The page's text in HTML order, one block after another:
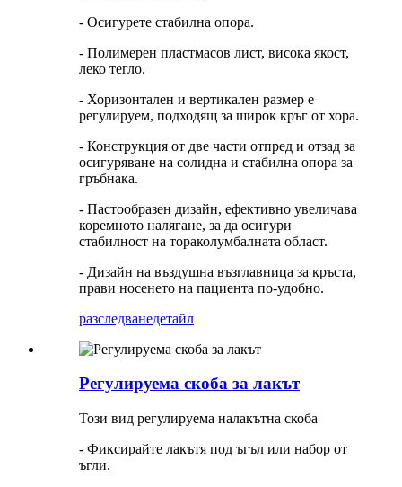
- Осигурете стабилна опора.
- Полимерен пластмасов лист, висока якост,
леко тегло.
- Хоризонтален и вертикален размер е
регулируем, подходящ за широк кръг от хора.
- Конструкция от две части отпред и отзад за
осигуряване на солидна и стабилна опора за
гръбнака.
- Пастообразен дизайн, ефективно увеличава
коремното налягане, за да осигури
стабилност на тораколумбалната област.
- Дизайн на въздушна възглавница за кръста,
прави носенето на пациента по-удобно.
разследванедетайл
Регулируема скоба за лакът
Този вид регулируема налакътна скоба
- Фиксирайте лакътя под ъгъл или набор от
ъгли.